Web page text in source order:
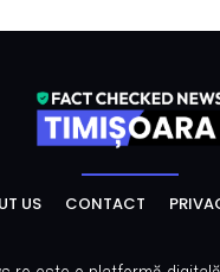
US CONTACT